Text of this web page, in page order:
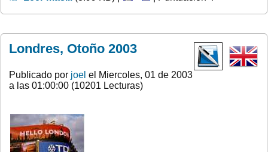
Londres, Otoño 2003
Publicado por joel el Miercoles, 01 de 2003
a las 01:00:00 (10201 Lecturas)